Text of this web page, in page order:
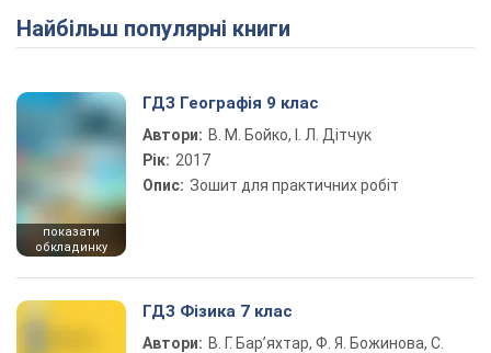
Play Video
Найбільш популярні книги
показати
обкладинку
ГДЗ Географія 9 клас
Автори: В. М. Бойко, І. Л. Дітчук
Рік: 2017
Опис: Зошит для практичних робіт
ГДЗ Фізика 7 клас
Автори: В. Г. Бар’яхтар, Ф. Я. Божинова, С.